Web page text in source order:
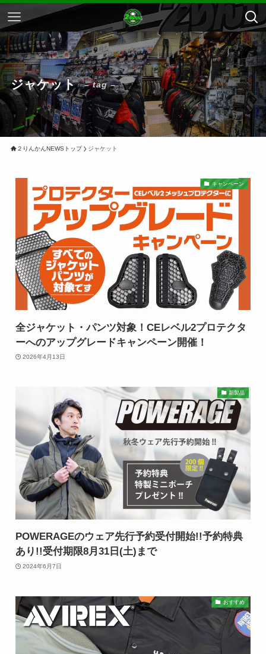
ジャケット – tag –
２りんかんNEWSトップ ジャケット
キャンペーン
全ジャケット・パンツ対象！CEレベル2プロテクタ
ーへのアップグレードキャンペーン開催！
2026年4月13日
新製品
POWERAGEのウェア先行予約受付開始!!予約特典
あり!!受付期限8月31日(土)まで
2024年6月7日
おすすめ